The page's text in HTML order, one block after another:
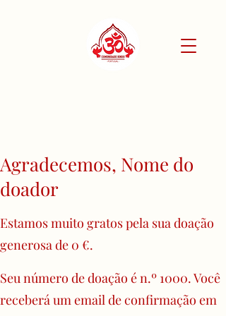
Agradecemos, Nome do
doador
Estamos muito gratos pela sua doação
generosa de 0 €.
Seu número de doação é n.º 1000. Você
receberá um email de confirmação em